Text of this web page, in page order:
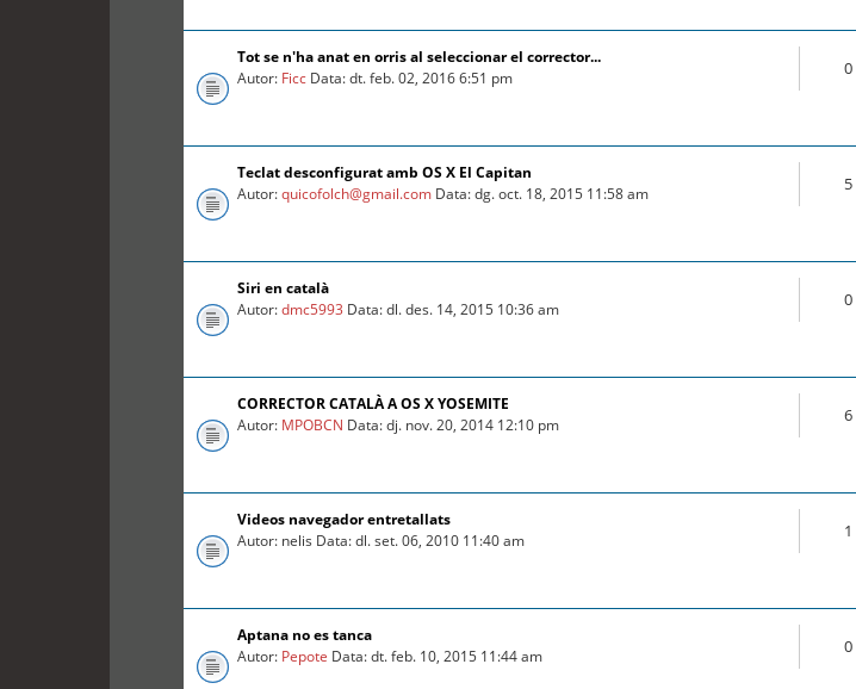
Tot se n'ha anat en orris al seleccionar el corrector...
Autor: Ficc Data: dt. feb. 02, 2016 6:51 pm 0
Teclat desconfigurat amb OS X El Capitan
Autor:quicofolch@gmail.com Data: dg. oct. 18, 2015 11:58 am 5
Siri en català
Autor:dmc5993 Data: dl. des. 14, 2015 10:36 am 0
CORRECTOR CATALÀ A OS X YOSEMITE
Autor: MPOBCN Data: dj. nov. 20, 2014 12:10 pm 6
Videos navegador entretallats
Autor: nelis Data: dl. set. 06, 2010 11:40 am
1
Aptana no es tanca
Autor: Pepote Data: dt. feb. 10, 2015 11:44 am 0